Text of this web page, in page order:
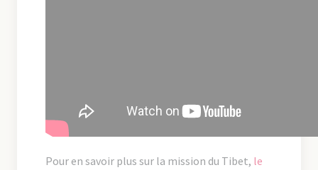
Pour en savoir plus sur la mission du Tibet, le